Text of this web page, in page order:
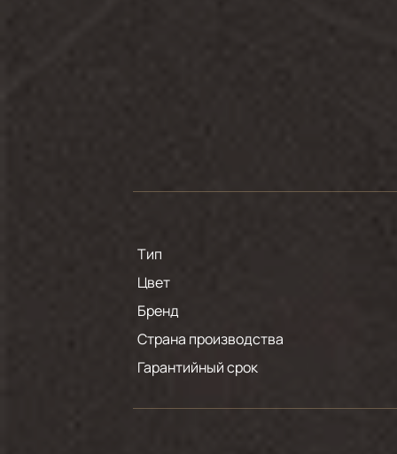
Тип
Цвет
Бренд
Страна производства
Гарантийный срок